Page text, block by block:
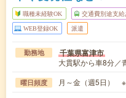
職種未経験OK 交通費別途支給
WEB登録OK 派遣
勤務地 千葉県富津市
大貫駅から車8分／
曜日頻度
月～金（週5日） ※